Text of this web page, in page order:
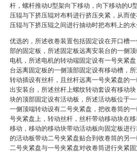
杆，螺杆推动U型架向下移动，向下移动的U
压辊与下挤压辊对布料进行挤压夹紧，从而
压辊与下挤压辊之间进行抽动时把布料上的水
优选的，所述收卷装置包括固定设在开口槽
部的固定板，所述固定板远离安装台的一侧
电机，所述电机的转动端固定设有一号夹紧
台远离固定板的一侧顶部固定设有移动槽，
转动插设有丝杆，且丝杆远离一号夹紧盘的
出安装台，所述丝杆上螺纹转动套设有移动
块的顶部固定设有活动板，所述活动板位于
一侧顶端转动设有二号夹紧盘，把收卷筒的
号夹紧盘上，转动丝杆，丝杆带动移动块在
移动，移动的移动块带动活动板向固定板进
的活动板带动二号夹紧盘贴合到收卷筒的另
二号夹紧盘与一号夹紧盘对收卷筒进行夹紧